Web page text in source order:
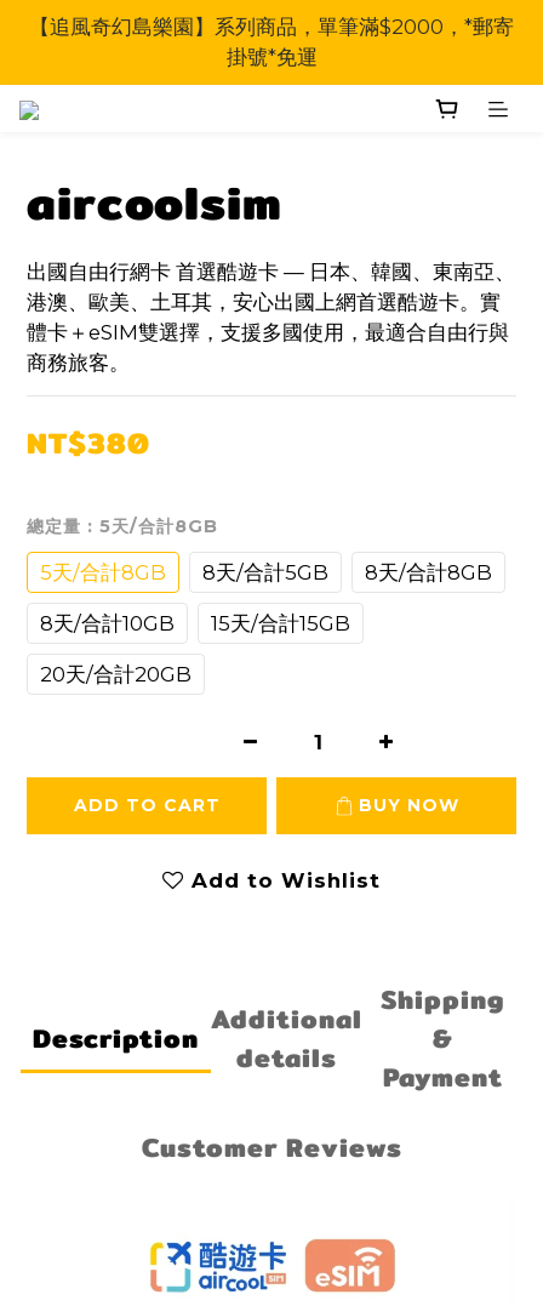
【追風奇幻島樂園】系列商品，單筆滿$2000，*郵寄
掛號*免運
aircoolsim
出國自由行網卡 首選酷遊卡 — 日本、韓國、東南亞、
港澳、歐美、土耳其，安心出國上網首選酷遊卡。實
體卡＋eSIM雙選擇，支援多國使用，最適合自由行與
商務旅客。
NT$380
總定量 : 5天/合計8GB
5天/合計8GB 8天/合計5GB 8天/合計8GB
8天/合計10GB 15天/合計15GB
20天/合計20GB
ADD TO CART BUY NOW
Add to Wishlist
Description Additional
details
Shipping
&
Payment
Customer Reviews